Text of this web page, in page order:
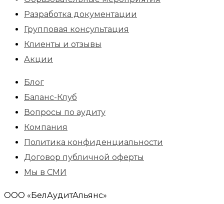
Разработка документации
Групповая консультация
Клиенты и отзывы
Акции
Блог
Баланс-Клуб
Вопросы по аудиту
Компания
Политика конфиденциальности
Договор публичной оферты
Мы в СМИ
ООО «БелАудитАльянс»